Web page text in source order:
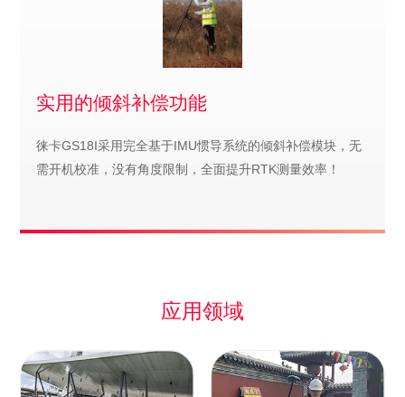
实用的倾斜补偿功能
徕卡GS18I采用完全基于IMU惯导系统的倾斜补偿模块，无
需开机校准，没有角度限制，全面提升RTK测量效率！
应用领域